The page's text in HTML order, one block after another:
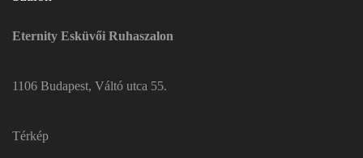
Eternity Esküvői Ruhaszalon
1106 Budapest, Váltó utca 55.
Térkép